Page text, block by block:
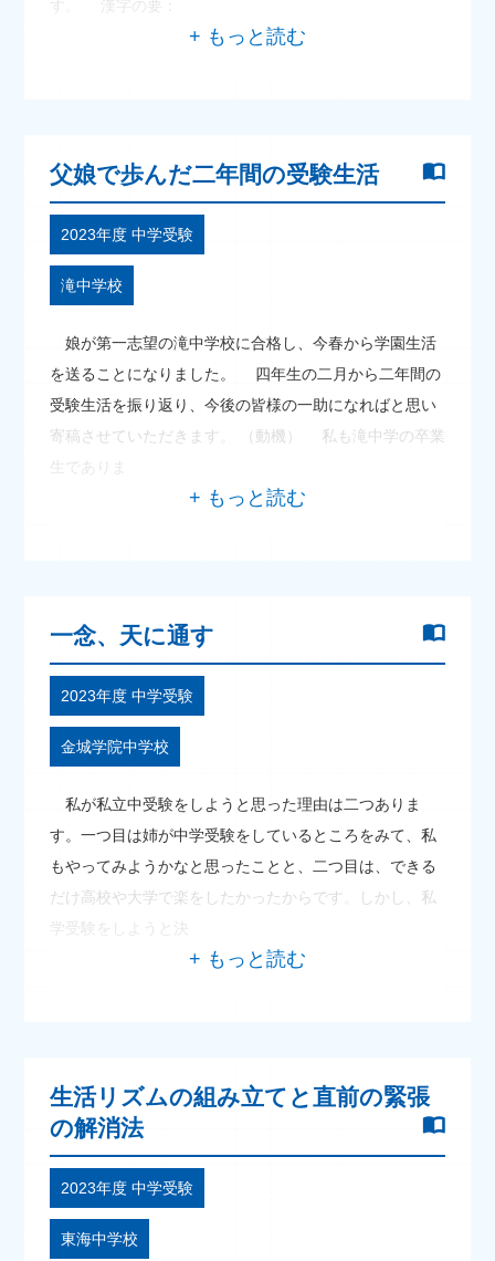
す。 漢字の要：
父娘で歩んだ二年間の受験生活
2023年度 中学受験
滝中学校
娘が第一志望の滝中学校に合格し、今春から学園生活
を送ることになりました。 四年生の二月から二年間の
受験生活を振り返り、今後の皆様の一助になればと思い
寄稿させていただきます。 （動機） 私も滝中学の卒業
生でありま
一念、天に通す
2023年度 中学受験
金城学院中学校
私が私立中受験をしようと思った理由は二つありま
す。一つ目は姉が中学受験をしているところをみて、私
もやってみようかなと思ったことと、二つ目は、できる
だけ高校や大学で楽をしたかったからです。しかし、私
学受験をしようと決
生活リズムの組み立てと直前の緊張
の解消法
2023年度 中学受験
東海中学校